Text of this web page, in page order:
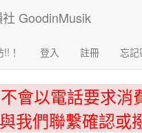
！ 登入 註冊 忘
會以電話要求
我們聯繫確認或